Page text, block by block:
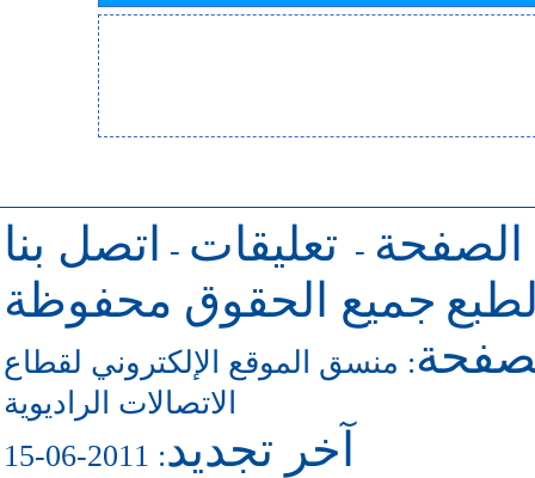
الصفحة - تعليقات -
اتصل بنا
جميع الحقوق محفوظة
: منسق الموقع الإلكتروني لقطاع
الاتصالات الراديوية
آخر تجديد: 2011-06-15